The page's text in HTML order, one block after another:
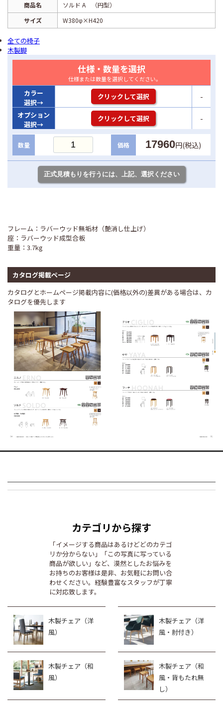
商品名
ソルド A （円型）
サイズ
W380φ×H420
全ての椅子
木製脚
仕様・数量を選択
仕様または数量を選択してください。
カラー
選択→
クリックして選択 -
オプション
選択→
クリックして選択 -
数量 価格 17960円(税込)
フレーム：ラバーウッド無垢材（艶消し仕上げ）
座：ラバーウッド成型合板
重量：3.7kg
カタログ掲載ページ
カタログとホームページ掲載内容に(価格以外の)差異がある場合は、カ
タログを優先します
カテゴリから探す
「イメージする商品はあるけどどのカテゴ
リか分からない」「この写真に写っている
商品が欲しい」など、漠然としたお悩みを
お持ちのお客様は是非、お気軽にお問い合
わせください。経験豊富なスタッフが丁寧
に対応致します。
木製チェア（洋
風）
木製チェア（洋
風・肘付き）
木製チェア（和
風）
木製チェア（和
風・背もたれ無
し）